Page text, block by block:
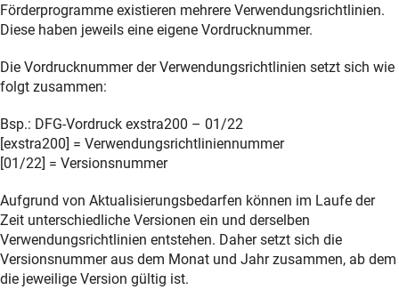
Förderprogramme existieren mehrere Verwendungsrichtlinien.
Diese haben jeweils eine eigene Vordrucknummer.
Die Vordrucknummer der Verwendungsrichtlinien setzt sich wie
folgt zusammen:
Bsp.: DFG-Vordruck exstra200 – 01/22
[exstra200] = Verwendungsrichtliniennummer
[01/22] = Versionsnummer
Aufgrund von Aktualisierungsbedarfen können im Laufe der
Zeit unterschiedliche Versionen ein und derselben
Verwendungsrichtlinien entstehen. Daher setzt sich die
Versionsnummer aus dem Monat und Jahr zusammen, ab dem
die jeweilige Version gültig ist.